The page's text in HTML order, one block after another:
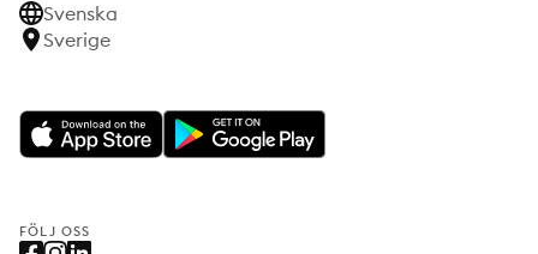
Svenska
Sverige
FÖLJ OSS